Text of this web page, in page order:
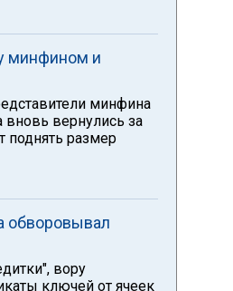
минфином и
минфина
вернулись за
поднять размер
обворовывал
вору
ключей от ячеек